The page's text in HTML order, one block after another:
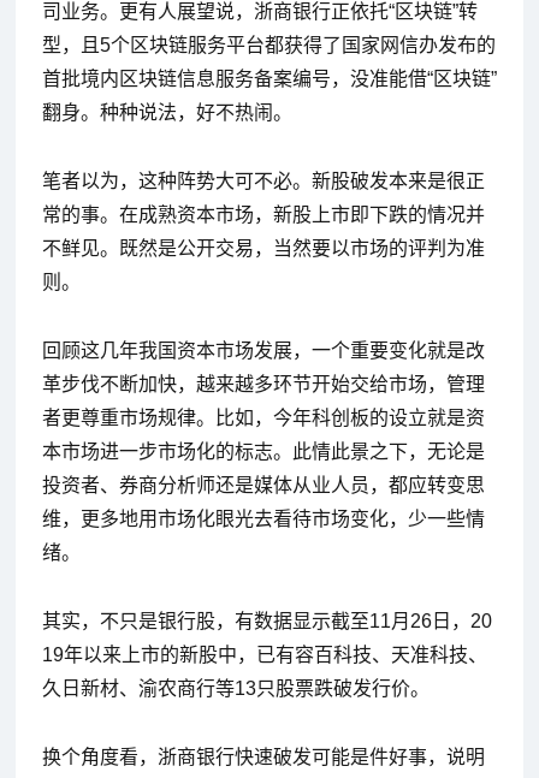
司业务。更有人展望说，浙商银行正依托“区块链”转
型，且5个区块链服务平台都获得了国家网信办发布的
首批境内区块链信息服务备案编号，没准能借“区块链”
翻身。种种说法，好不热闹。
笔者以为，这种阵势大可不必。新股破发本来是很正
常的事。在成熟资本市场，新股上市即下跌的情况并
不鲜见。既然是公开交易，当然要以市场的评判为准
则。
回顾这几年我国资本市场发展，一个重要变化就是改
革步伐不断加快，越来越多环节开始交给市场，管理
者更尊重市场规律。比如，今年科创板的设立就是资
本市场进一步市场化的标志。此情此景之下，无论是
投资者、券商分析师还是媒体从业人员，都应转变思
维，更多地用市场化眼光去看待市场变化，少一些情
绪。
其实，不只是银行股，有数据显示截至11月26日，20
19年以来上市的新股中，已有容百科技、天准科技、
久日新材、渝农商行等13只股票跌破发行价。
换个角度看，浙商银行快速破发可能是件好事，说明